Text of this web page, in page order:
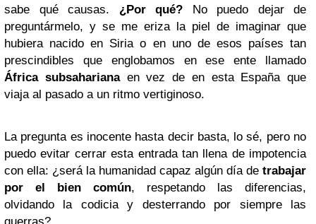
sabe qué causas. ¿Por qué? No puedo dejar de
preguntármelo, y se me eriza la piel de imaginar que
hubiera nacido en Siria o en uno de esos países tan
prescindibles que englobamos en ese ente llamado
África subsaharianaen vez de en esta España que
viaja al pasado a un ritmo vertiginoso.
La pregunta es inocente hasta decir basta, lo sé, pero no
puedo evitar cerrar esta entrada tan llena de impotencia
con ella: ¿será la humanidad capaz algún día de trabajar
por el bien común, respetando las diferencias,
olvidando la codicia y desterrando por siempre las